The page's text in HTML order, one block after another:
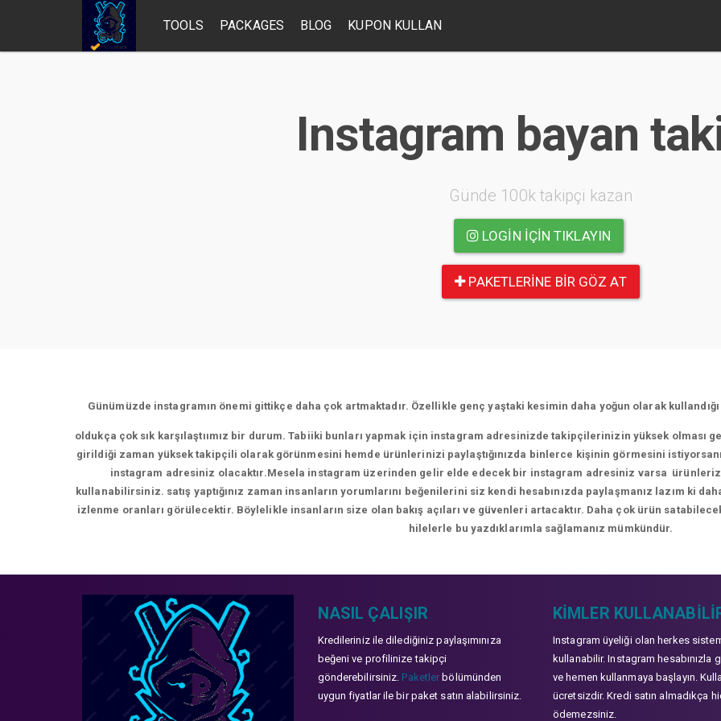
TOOLS PACKAGES BLOG KUPON KULLAN
Instagram bayan
Günde 100k takipçi kazan
LOGIN IÇIN TIKLAYIN
PAKETLERINE BIR GÖZ AT
Günümüzde instagramın önemi gittikçe daha çok artmaktadır. Özellikle genç yaştaki kesimin daha yoğun olarak
oldukça çok sık karşılaştıımız bir durum. Tabiiki bunları yapmak için instagram adresinizde takipçilerinizin yüksek
girildiği zaman yüksek takipçili olarak görünmesini hemde ürünlerinizi paylaştığınızda binlerce kişinin görmesini
instagram adresiniz olacaktır.Mesela instagram üzerinden gelir elde edecek bir instagram adresiniz varsa
kullanabilirsiniz. satış yaptığınız zaman insanların yorumlarını beğenilerini siz kendi hesabınızda paylaşmanız lazım ki
izlenme oranları görülecektir. Böylelikle insanların size olan bakış açıları ve güvenleri artacaktır. Daha çok ürün
hilelerle bu yazdıklarımla sağlamanız mümkündür.
NASIL ÇALIŞIR
Kredileriniz ile dilediğiniz paylaşımınıza
beğeni ve profilinize takipçi
gönderebilirsiniz. Paketler bölümünden
uygun fiyatlar ile bir paket satın alabilirsiniz.
KIMLER
Instagram üyeliği olan herkes
kullanabilir. Instagram hesabınızla
ve hemen kullanmaya başlayın.
ücretsizdir. Kredi satın almadıkça
ödemezsiniz.